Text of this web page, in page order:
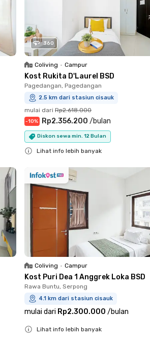
360
Coliving • Campur
Kost Rukita D'Laurel BSD
Pagedangan, Pagedangan
2.5 km dari stasiun cisauk
mulai dari Rp2.618.000
-10% Rp2.356.200 /bulan
Diskon sewa min. 12 Bulan
Lihat info lebih banyak
Coliving • Campur
Kost Puri Dea 1 Anggrek Loka BSD
Rawa Buntu, Serpong
4.1 km dari stasiun cisauk
mulai dari Rp2.300.000 /bulan
Lihat info lebih banyak